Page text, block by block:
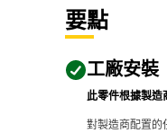
要點
工廠安裝
此零件根據製造
對製造商配置的